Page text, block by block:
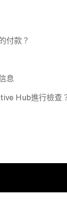
付款？
息
Hub進行檢查